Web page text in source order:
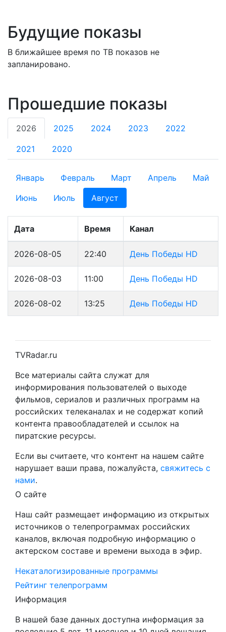
Будущие показы
В ближайшее время по ТВ показов не
запланировано.
Прошедшие показы
2026 2025 2024 2023 2022
2021 2020
Январь Февраль Март Апрель
Май
Июнь
Июль Август
Дата Время Канал
2026-08-05 22:40 День Победы HD
2026-08-03 11:00 День Победы HD
2026-08-02 13:25 День Победы HD
TVRadar.ru
Все материалы сайта служат для
информирования пользователей о выходе
фильмов, сериалов и различных программ на
российских телеканалах и не содержат копий
контента правообладателей и ссылок на
пиратские ресурсы.
Если вы считаете, что контент на нашем сайте
нарушает ваши права, пожалуйста, свяжитесь с
нами.
О сайте
Наш сайт размещает информацию из открытых
источников о телепрограммах российских
каналов, включая подробную информацию о
актерском составе и времени выхода в эфир.
Некаталогизированные программы
Рейтинг телепрограмм
Информация
В нашей базе данных доступна информация за